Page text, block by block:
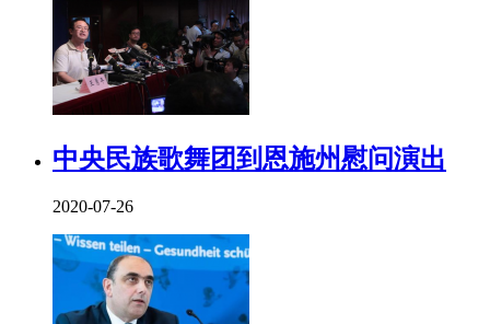
中央民族歌舞团到恩施州慰问演出
2020-07-26